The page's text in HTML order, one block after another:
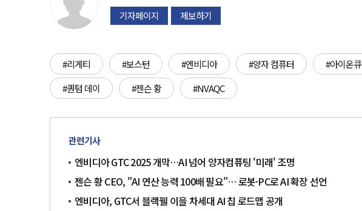
기자페이지 제보하기
#리게티 #보스턴 #엔비디아 #양자 컴퓨터 #아이온큐
#퀀텀 데이
#젠슨 황 #NVAQC
관련기사
엔비디아 GTC 2025 개막…AI 넘어 양자컴퓨팅 '미래' 조명
젠슨 황 CEO, "AI 연산 능력 100배 필요"… 로봇·PC로 AI 확장 선언
엔비디아, GTC서 블랙웰 이을 차세대 AI 칩 로드맵 공개